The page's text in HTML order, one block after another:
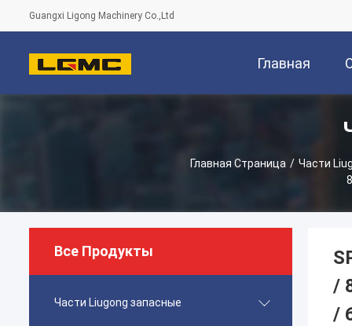
Guangxi Ligong Machinery Co.,Ltd
Главная
Главная Страница / Части
Все Продукты
Части Liugong запасные
/
/